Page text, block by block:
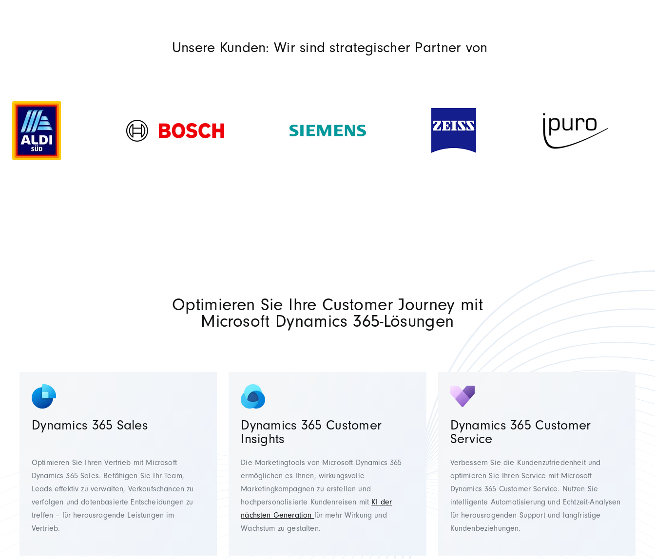
Unsere Kunden: Wir sind strategischer Partner von
Optimieren Sie Ihre Customer Journey mit
Microsoft Dynamics 365-Lösungen
Dynamics 365 Sales
Optimieren Sie Ihren Vertrieb mit Microsoft
Dynamics 365 Sales. Befähigen Sie Ihr Team,
Leads effektiv zu verwalten, Verkaufschancen zu
verfolgen und datenbasierte Entscheidungen zu
treffen – für herausragende Leistungen im
Vertrieb.
Dynamics 365 Customer
Insights
Die Marketingtools von Microsoft Dynamics 365
ermöglichen es Ihnen, wirkungsvolle
Marketingkampagnen zu erstellen und
hochpersonalisierte Kundenreisen mit KI der
nächsten Generation für mehr Wirkung und
Wachstum zu gestalten.
Dynamics 365 Customer
Service
Verbessern Sie die Kundenzufriedenheit und
optimieren Sie Ihren Service mit Microsoft
Dynamics 365 Customer Service. Nutzen Sie
intelligente Automatisierung und Echtzeit-Analysen
für herausragenden Support und langfristige
Kundenbeziehungen.